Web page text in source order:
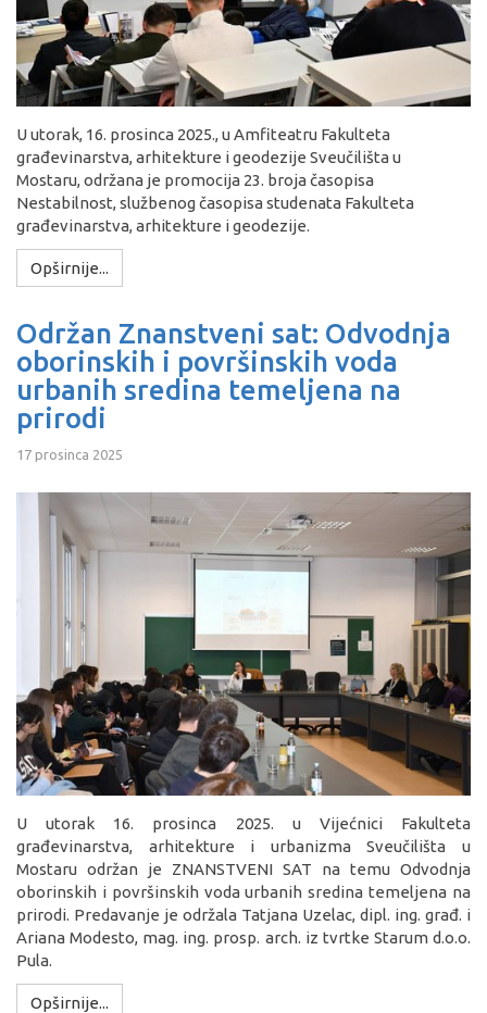
U utorak, 16. prosinca 2025., u Amfiteatru Fakulteta
građevinarstva, arhitekture i geodezije Sveučilišta u
Mostaru, održana je promocija 23. broja časopisa
Nestabilnost, službenog časopisa studenata Fakulteta
građevinarstva, arhitekture i geodezije.
Opširnije...
Održan Znanstveni sat: Odvodnja
oborinskih i površinskih voda
urbanih sredina temeljena na
prirodi
17 prosinca 2025
U utorak 16. prosinca 2025. u Vijećnici Fakulteta
građevinarstva, arhitekture i urbanizma Sveučilišta u
Mostaru održan je ZNANSTVENI SAT na temu Odvodnja
oborinskih i površinskih voda urbanih sredina temeljena na
prirodi. Predavanje je održala Tatjana Uzelac, dipl. ing. građ. i
Ariana Modesto, mag. ing. prosp. arch. iz tvrtke Starum d.o.o.
Pula.
Opširnije...